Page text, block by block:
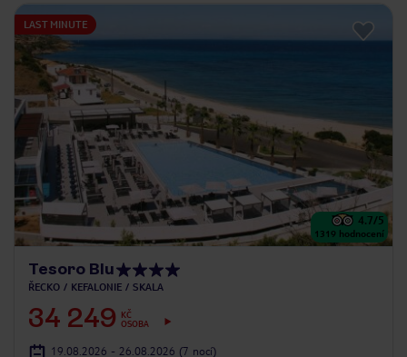
LAST MINUTE
4.7/5
1319 hodnocení
Tesoro Blu
ŘECKO KEFALONIE SKALA
34 249
KČ
OSOBA
19.08.2026 - 26.08.2026 (7 nocí)